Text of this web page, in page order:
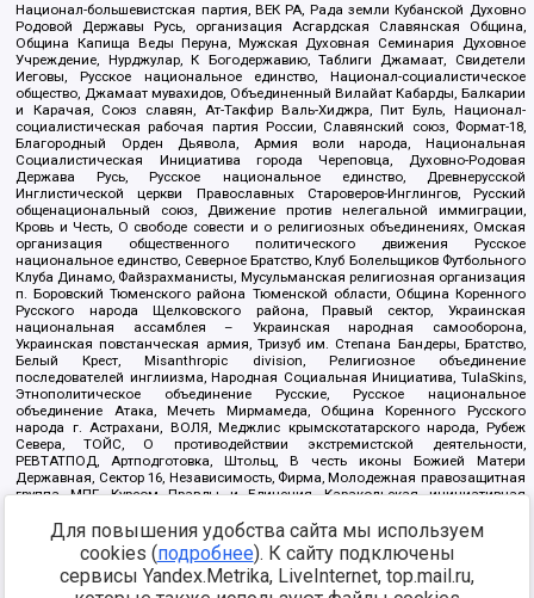
Национал-большевистская партия, ВЕК РА, Рада земли Кубанской Духовно
Родовой Державы Русь, организация Асгардская Славянская Община,
Община Капища Веды Перуна, Мужская Духовная Семинария Духовное
Учреждение, Нурджулар, К Богодержавию, Таблиги Джамаат, Свидетели
Иеговы, Русское национальное единство, Национал-социалистическое
общество, Джамаат мувахидов, Объединенный Вилайат Кабарды, Балкарии
и Карачая, Союз славян, Ат-Такфир Валь-Хиджра, Пит Буль, Национал-
социалистическая рабочая партия России, Славянский союз, Формат-18,
Благородный Орден Дьявола, Армия воли народа, Национальная
Социалистическая Инициатива города Череповца, Духовно-Родовая
Держава Русь, Русское национальное единство, Древнерусской
Инглистической церкви Православных Староверов-Инглингов, Русский
общенациональный союз, Движение против нелегальной иммиграции,
Кровь и Честь, О свободе совести и о религиозных объединениях, Омская
организация общественного политического движения Русское
национальное единство, Северное Братство, Клуб Болельщиков Футбольного
Клуба Динамо, Файзрахманисты, Мусульманская религиозная организация
п. Боровский Тюменского района Тюменской области, Община Коренного
Русского народа Щелковского района, Правый сектор, Украинская
национальная ассамблея – Украинская народная самооборона,
Украинская повстанческая армия, Тризуб им. Степана Бандеры, Братство,
Белый Крест, Misanthropic division, Религиозное объединение
последователей инглиизма, Народная Социальная Инициатива, TulaSkins,
Этнополитическое объединение Русские, Русское национальное
объединение Атака, Мечеть Мирмамеда, Община Коренного Русского
народа г. Астрахани, ВОЛЯ, Меджлис крымскотатарского народа, Рубеж
Севера, ТОЙС, О противодействии экстремистской деятельности,
РЕВТАТПОД, Артподготовка, Штольц, В честь иконы Божией Матери
Державная, Сектор 16, Независимость, Фирма, Молодежная правозащитная
группа МПГ, Курсом Правды и Единения, Каракольская инициативная
Благотворительный пансионат Ак Умут, Русская республика Русь,
Арестантское уголовное единство, Башкорт, Нация и свобода, W.H.С., Фалунь
Дафа, Иртыш Ultras, Русский Патриотический клуб-Новокузнецк/РПК,
Сибирский державный союз, Фонд борьбы с коррупцией, Фонд защиты прав
Для повышения удобства сайта мы используем
cookies (подробнее). К сайту подключены
сервисы Yandex.Metrika, LiveInternet, top.mail.ru,